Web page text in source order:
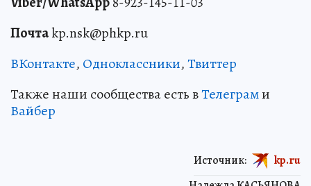
Почтаkp.nsk@phkp.ru
ВКонтакте, Одноклассники,Твиттер
Также наши сообщества есть вТелеграми
Вайбер
Источник: kp.ru